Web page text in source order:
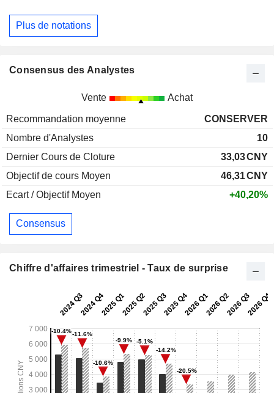
Plus de notations
Consensus des Analystes
Vente Achat
Recommandation moyenne
CONSERVER
Nombre d'Analystes
10
Dernier Cours de Cloture
33,03CNY
Objectif de cours Moyen
46,31CNY
Ecart / Objectif Moyen
+40,20%
Consensus
Chiffre d'affaires trimestriel - Taux de surprise